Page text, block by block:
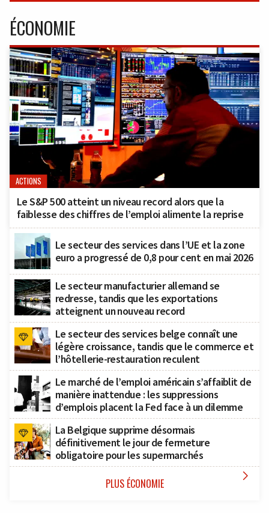
ÉCONOMIE
ACTIONS
Le S&P 500 atteint un niveau record alors que la
faiblesse des chiffres de l’emploi alimente la reprise
Le secteur des services dans l’UE et la zone
euro a progressé de 0,8 pour cent en mai 2026
Le secteur manufacturier allemand se
redresse, tandis que les exportations
atteignent un nouveau record
Le secteur des services belge connaît une
légère croissance, tandis que le commerce et
l’hôtellerie-restauration reculent
Le marché de l’emploi américain s’affaiblit de
manière inattendue : les suppressions
d’emplois placent la Fed face à un dilemme
La Belgique supprime désormais
définitivement le jour de fermeture
obligatoire pour les supermarchés
PLUS ÉCONOMIE 